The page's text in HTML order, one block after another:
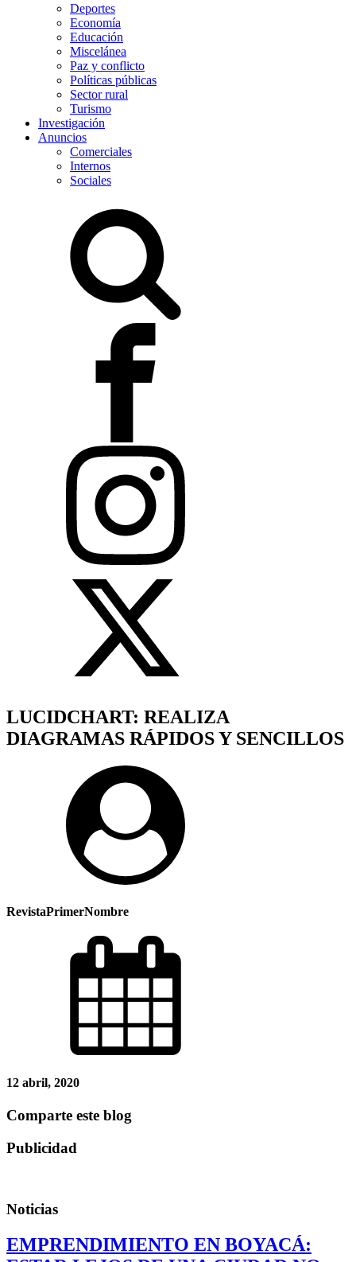
Deportes
Economía
Educación
Miscelánea
Paz y conflicto
Políticas públicas
Sector rural
Turismo
Investigación
Anuncios
Comerciales
Internos
Sociales
LUCIDCHART: REALIZA
DIAGRAMAS RÁPIDOS Y SENCILLOS
RevistaPrimerNombre
12 abril, 2020
Comparte este blog
Publicidad
Noticias
EMPRENDIMIENTO EN BOYACÁ: